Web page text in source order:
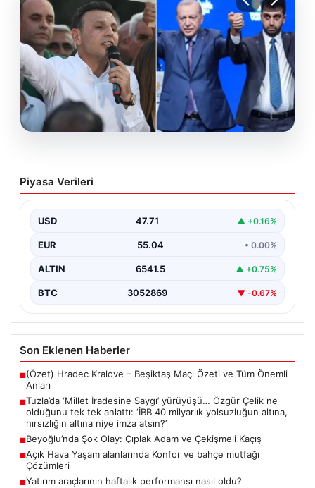
05.08.2026
Tuzla’da ‘Millet İradesine Saygı’
yürüyüşü… Özgür Çelik ne olduğunu tek
altına, hırsızlığın altına niye imza atsın?’
{ "title": "Tuzla'da 'Millet İradesine Saygı' Yürüyüşü ve
Özgür Çelik'ten Açıklamalar", "content": "Tuzla
ilçesinde…
Piyasa Verileri
USD 47.71 ▲ +0.16%
EUR 55.04 • 0.00%
ALTIN 6541.5 ▲ +0.75%
BTC 3052869 ▼ -0.67%
Son Eklenen Haberler
■(Özet) Hradec Kralove – Beşiktaş Maçı Özeti ve Tüm Önemli
Anları
■Tuzla’da ‘Millet İradesine Saygı’ yürüyüşü… Özgür Çelik ne
olduğunu tek tek anlattı: ‘İBB 40 milyarlık yolsuzluğun altına,
hırsızlığın altına niye imza atsın?’
■Beyoğlu’nda Şok Olay: Çıplak Adam ve Çekişmeli Kaçış
■Açık Hava Yaşam alanlarında Konfor ve bahçe mutfağı
Çözümleri
■Yatırım araçlarının haftalık performansı nasıl oldu?